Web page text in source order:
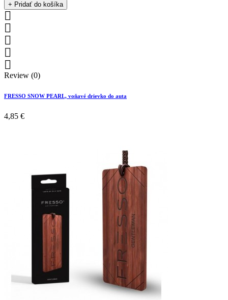
+ Pridať do košíka





Review (0)
FRESSO SNOW PEARL, voňavé drievko do auta
4,85 €